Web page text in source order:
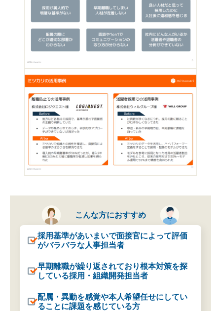
こんな方におすすめ
採用基準があいまいで面接官によって評価
がバラバラな人事担当者
早期離職が繰り返されており根本対策を探
している採用・組織開発担当者
配属・異動を感覚や本人希望任せにしてい
ることに課題を感じている方